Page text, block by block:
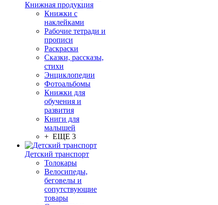
Книжная продукция
Книжки с
наклейками
Рабочие тетради и
прописи
Раскраски
Сказки, рассказы,
стихи
Энциклопедии
Фотоальбомы
Книжки для
обучения и
развития
Книги для
малышей
+ ЕЩЕ 3
Детский транспорт
Толокары
Велосипеды,
беговелы и
сопутствующие
товары